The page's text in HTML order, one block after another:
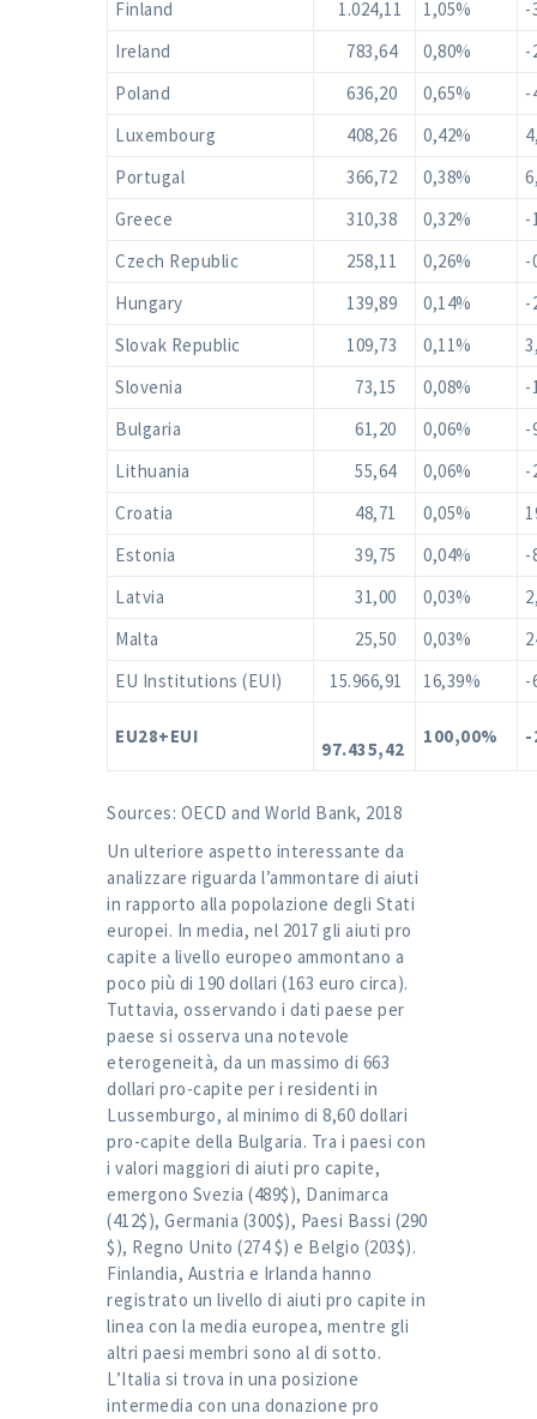
Finland 1.024,11 1,05%
-
Ireland
783,64 0,80%
-
Poland
636,20 0,65%
-
Luxembourg
408,26 0,42%
Portugal
366,72 0,38%
Greece
310,38 0,32%
-
Czech Republic
258,11 0,26%
-
Hungary
139,89 0,14%
-
Slovak Republic
109,73 0,11%
Slovenia
73,15 0,08%
-
Bulgaria
61,20 0,06%
-
Lithuania
55,64 0,06%
-
Croatia
48,71 0,05%
Estonia
39,75 0,04%
-
Latvia
31,00 0,03%
Malta
25,50 0,03%
EU Institutions (EUI)
15.966,91 16,39% -
EU28+EUI
97.435,42
100,00% -
Sources: OECD and World Bank, 2018
Un ulteriore aspetto interessante da
analizzare riguarda l’ammontare di aiuti
in rapporto alla popolazione degli Stati
europei. In media, nel 2017 gli aiuti pro
capite a livello europeo ammontano a
poco più di 190 dollari (163 euro circa).
Tuttavia, osservando i dati paese per
paese si osserva una notevole
eterogeneità, da un massimo di 663
dollari pro-capite per i residenti in
Lussemburgo, al minimo di 8,60 dollari
pro-capite della Bulgaria. Tra i paesi con
i valori maggiori di aiuti pro capite,
emergono Svezia (489$), Danimarca
(412$), Germania (300$), Paesi Bassi (290
$), Regno Unito (274 $) e Belgio (203$).
Finlandia, Austria e Irlanda hanno
registrato un livello di aiuti pro capite in
linea con la media europea, mentre gli
altri paesi membri sono al di sotto.
L’Italia si trova in una posizione
intermedia con una donazione pro